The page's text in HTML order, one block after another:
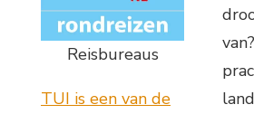
Reisbureaus
TUI is een van de